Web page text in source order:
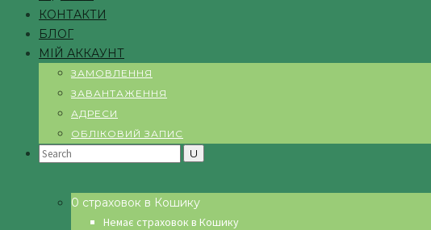
КОНТАКТИ
БЛОГ
МІЙ АККАУНТ
ЗАМОВЛЕННЯ
ЗАВАНТАЖЕННЯ
АДРЕСИ
ОБЛІКОВИЙ ЗАПИС
Search
0 страховок в Кошику
Немає страховок в Кошику